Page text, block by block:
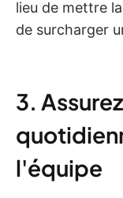
lieu de mettre
de surcharger
3.
l'équipe